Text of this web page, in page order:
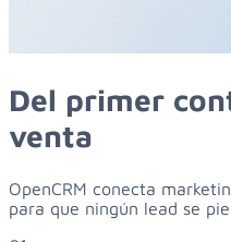
Del primer
venta
OpenCRM conecta
para que ningún lead se